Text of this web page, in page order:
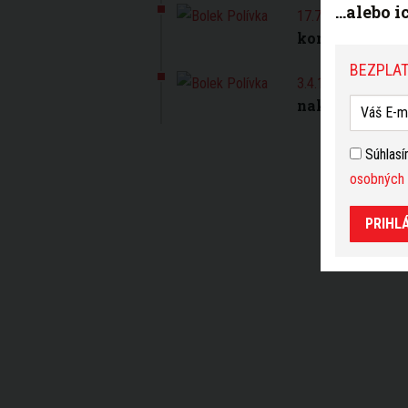
17.7.13.
Do kín
komédia
3.4.13.
nakrúcať už
...alebo
osobných